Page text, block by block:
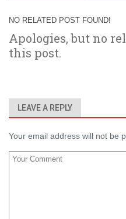
NO RELATED POST FOUND!
Apologies, but no
this post.
LEAVE A REPLY
Your email address will not be